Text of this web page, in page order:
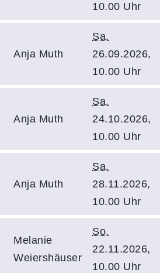
10.00 Uhr
Anja Muth
Sa.
26.09.2026,
10.00 Uhr
Anja Muth
Sa.
24.10.2026,
10.00 Uhr
Anja Muth
Sa.
28.11.2026,
10.00 Uhr
Melanie
Weiershäuser
So.
22.11.2026,
10.00 Uhr